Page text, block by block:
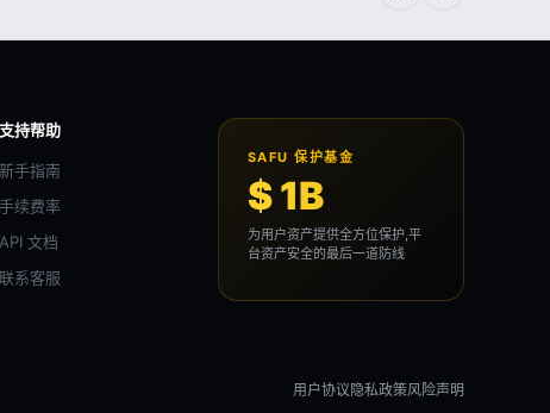
支持帮助
新手指南
手续费率
API 文档
联系客服
SAFU 保护基金
$ 1B
为用户资产提供全方位保护,平
台资产安全的最后一道防线
用户协议隐私政策风险声明